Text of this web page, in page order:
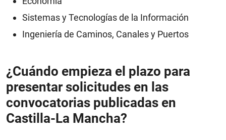
Sistemas y Tecnologías de la Información
Ingeniería de Caminos, Canales y Puertos
¿Cuándo empieza el plazo para
presentar solicitudes en las
convocatorias publicadas en
Castilla-La Mancha?